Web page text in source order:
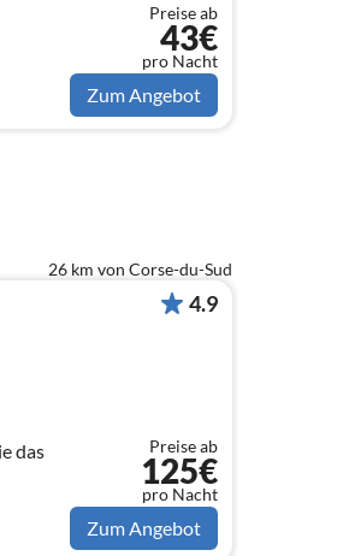
Preise ab
43€
pro Nacht
Zum Angebot
26 km von Corse-du-Sud
das
4.9
Preise ab
125€
pro Nacht
Zum Angebot